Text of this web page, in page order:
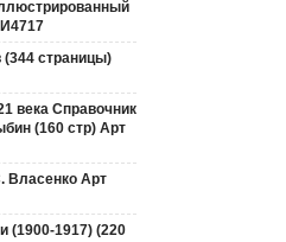
страницы)
века Справочник
(160 стр) Арт
Власенко Арт
(1900-1917) (220